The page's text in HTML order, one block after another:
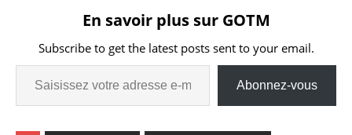
En savoir plus sur GOTM
Subscribe to get the latest posts sent to your email.
Abonnez-vous